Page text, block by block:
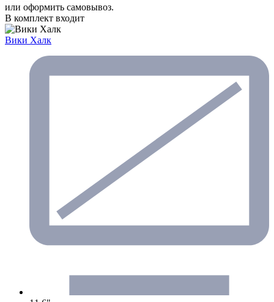
или оформить самовывоз.
В комплект входит
Вики Халк